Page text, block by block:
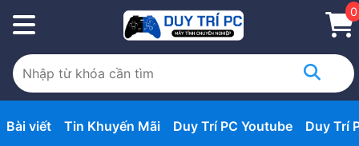
0
Bài viết Tin Khuyến Mãi Duy Trí PC Youtube Duy Trí